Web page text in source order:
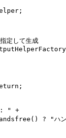
定して生成
: " +
? "ハン